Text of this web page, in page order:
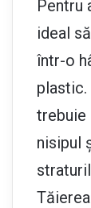
Pentru
ideal
într-o
plastic.
trebuie
nisipul